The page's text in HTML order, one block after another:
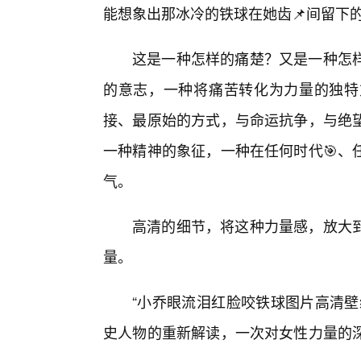
能想象出那冰冷的铁球在她齿📌间留下
这是一种怎样的痛楚？又是一种怎
的意志，一种将痛苦转化为力量的独
接、最原始的方式，与命运抗争，与
一种精神的象征，一种在任何时代🎯
气。
高清的细节，将这种力量感，放
量。
“小乔眼流泪红脸咬铁球图片高清
史人物的重新解读，一次对女性力量